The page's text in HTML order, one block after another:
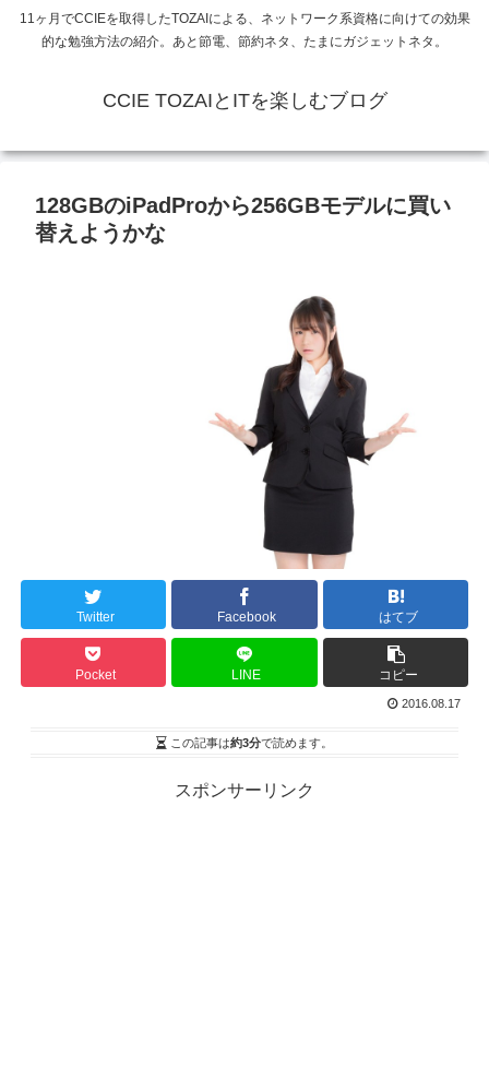
11ヶ月でCCIEを取得したTOZAIによる、ネットワーク系資格に向けての効果
的な勉強方法の紹介。あと節電、節約ネタ、たまにガジェットネタ。
CCIE TOZAIとITを楽しむブログ
128GBのiPadProから256GBモデルに買い
替えようかな
Twitter Facebook はてブ
Pocket LINE コピー
2016.08.17
この記事は約3分で読めます。
スポンサーリンク